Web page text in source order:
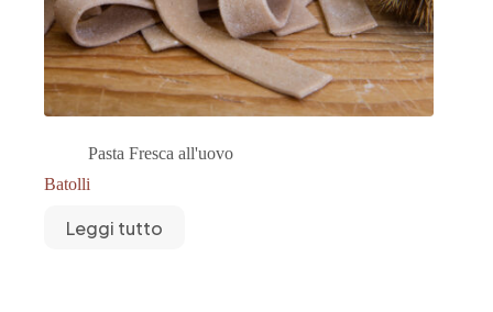
Pasta Fresca all'uovo
Batolli
Leggi tutto